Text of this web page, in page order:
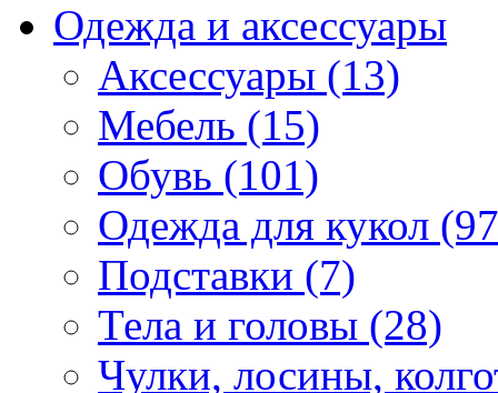
Одежда и аксессуары
Аксессуары (13)
Мебель (15)
Обувь (101)
Одежда для кукол
Подставки (7)
Тела и головы (28)
Чулки, лосины,